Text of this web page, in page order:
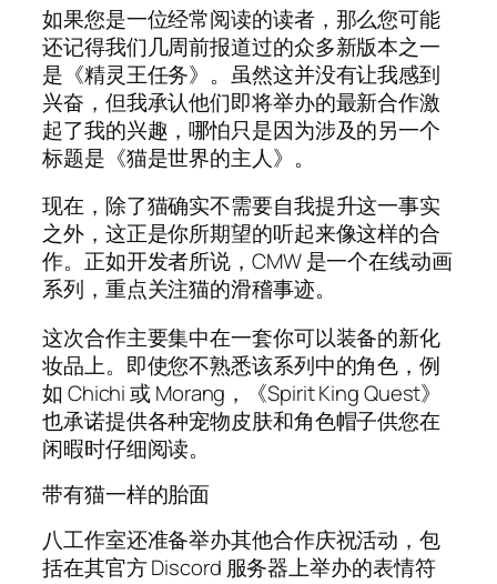
如果您是一位经常阅读的读者，那么您可能
还记得我们几周前报道过的众多新版本之一
是《精灵王任务》。虽然这并没有让我感到
兴奋，但我承认他们即将举办的最新合作激
起了我的兴趣，哪怕只是因为涉及的另一个
标题是《猫是世界的主人》。
现在，除了猫确实不需要自我提升这一事实
之外，这正是你所期望的听起来像这样的合
作。正如开发者所说，CMW 是一个在线动画
系列，重点关注猫的滑稽事迹。
这次合作主要集中在一套你可以装备的新化
妆品上。即使您不熟悉该系列中的角色，例
如 Chichi 或 Morang，《Spirit King Quest》
也承诺提供各种宠物皮肤和角色帽子供您在
闲暇时仔细阅读。
带有猫一样的胎面
八工作室还准备举办其他合作庆祝活动，包
括在其官方 Discord 服务器上举办的表情符